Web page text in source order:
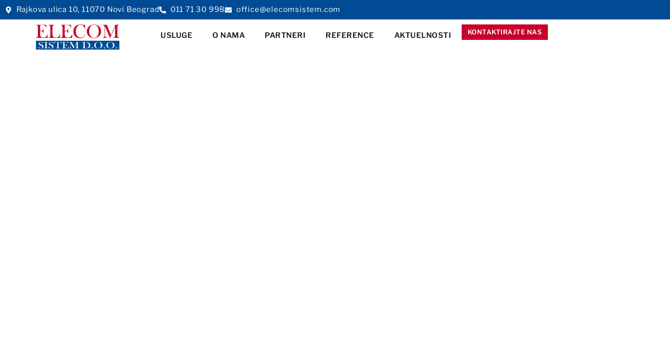
Rajkova ulica 10, 11070 Novi Beograd 011 71 30 998 office@elecomsistem.com
USLUGE O NAMA PARTNERI REFERENCE AKTUELNOSTI KONTAKTIRAJTE NAS